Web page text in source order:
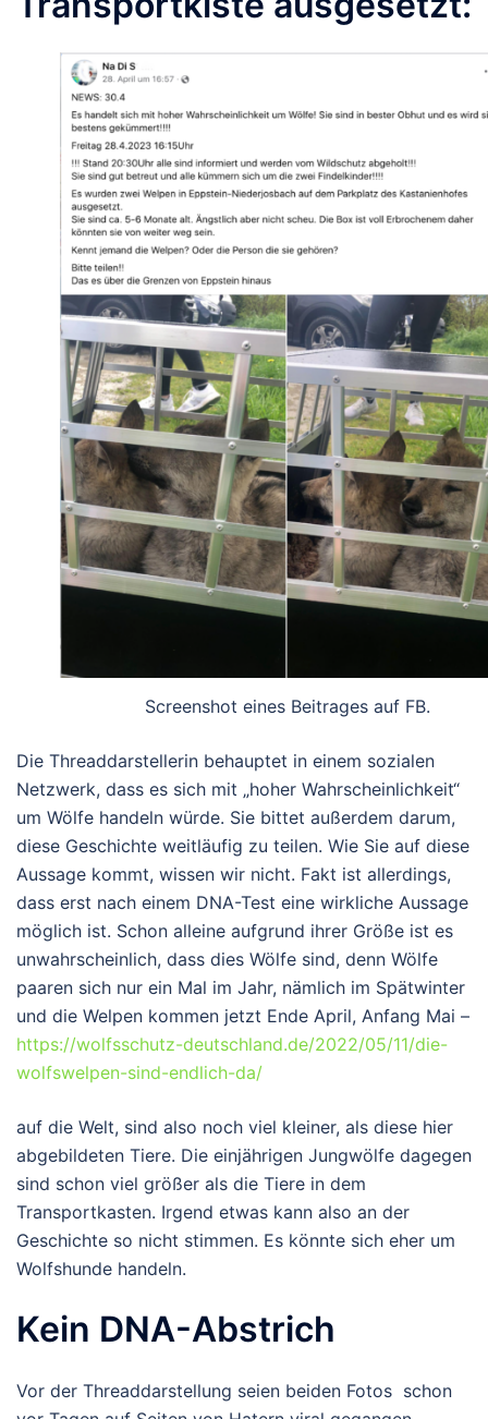
Screenshot eines Beitrages auf FB.
Die Threaddarstellerin behauptet in einem sozialen
Netzwerk, dass es sich mit „hoher Wahrscheinlichkeit“
um Wölfe handeln würde. Sie bittet außerdem darum,
diese Geschichte weitläufig zu teilen. Wie Sie auf diese
Aussage kommt, wissen wir nicht. Fakt ist allerdings,
dass erst nach einem DNA-Test eine wirkliche Aussage
möglich ist. Schon alleine aufgrund ihrer Größe ist es
unwahrscheinlich, dass dies Wölfe sind, denn Wölfe
paaren sich nur ein Mal im Jahr, nämlich im Spätwinter
und die Welpen kommen jetzt Ende April, Anfang Mai –
https://wolfsschutz-deutschland.de/2022/05/11/die-
wolfswelpen-sind-endlich-da/
auf die Welt, sind also noch viel kleiner, als diese hier
abgebildeten Tiere. Die einjährigen Jungwölfe dagegen
sind schon viel größer als die Tiere in dem
Transportkasten. Irgend etwas kann also an der
Geschichte so nicht stimmen. Es könnte sich eher um
Wolfshunde handeln.
Kein DNA-Abstrich
Vor der Threaddarstellung seien beiden Fotos schon